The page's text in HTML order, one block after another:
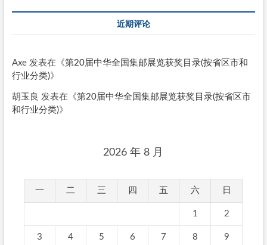
近期评论
Axe发表在《第20届中华全国集邮展览获奖目录(按省区市和
行业分类)》
胡玉良 发表在《第20届中华全国集邮展览获奖目录(按省区市
和行业分类)》
2026 年 8 月
一 二 三 四 五 六 日
1 2
3 4 5 6 7 8 9